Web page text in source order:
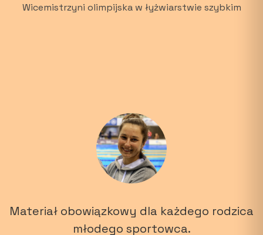
Wicemistrzyni olimpijska w łyżwiarstwie szybkim
Materiał obowiązkowy dla każdego rodzica
młodego sportowca.